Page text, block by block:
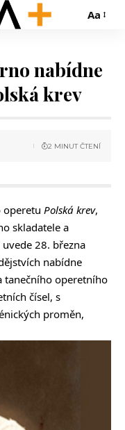
Aa
nabídne
krev
2 MINUT ČTENÍ
operetu Polská krev,
skladatele a
28. března
nabídne
tanečního operetního
čísel, s
proměn,